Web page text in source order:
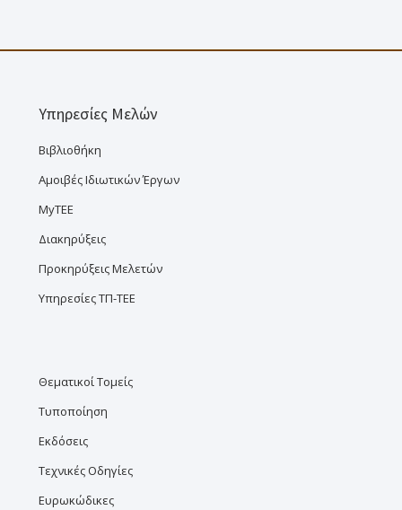
Υπηρεσίες Μελών
Βιβλιοθήκη
Αμοιβές Ιδιωτικών Έργων
MyTEE
Διακηρύξεις
Προκηρύξεις Μελετών
Υπηρεσίες ΤΠ-ΤΕΕ
Θεματικοί Τομείς
Τυποποίηση
Εκδόσεις
Τεχνικές Οδηγίες
Ευρωκώδικες